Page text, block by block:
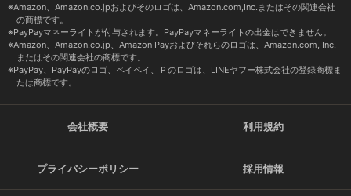
Amazon、Amazon.co.jpおよびそのロゴは、Amazon.com,Inc.またはその関連会社
の商標です。
PayPayマネーライトが付与されます。PayPayマネーライトの出金はできません。
Amazon、Amazon.co.jp、Amazon Payおよびそれらのロゴは、Amazon.com, Inc.
またはその関連会社の商標です。
PayPay、PayPayのロゴ、ペイペイ、Ｐのロゴは、LINEヤフー株式会社の登録商標ま
たは商標です。
会社概要 利用規約
プライバシーポリシー 採用情報